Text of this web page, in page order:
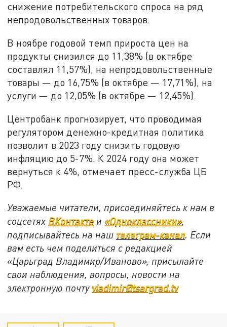
снижение потребительского спроса на ряд
непродовольственных товаров.
В ноябре годовой темп прироста цен на
продукты снизился до 11,38% (в октябре
составлял 11,57%), на непродовольственные
товары — до 16,75% (в октябре — 17,71%), на
услуги — до 12,05% (в октябре — 12,45%).
Центробанк прогнозирует, что проводимая
регулятором денежно-кредитная политика
позволит в 2023 году снизить годовую
инфляцию до 5-7%. К 2024 году она может
вернуться к 4%, отмечает пресс-служба ЦБ
РФ.
Уважаемые читатели, присоединяйтесь к нам в
соцсетях ВКонтакте и«Одноклассники»,
подписывайтесь на наш телеграм-канал. Если
вам есть чем поделиться с редакцией
«Царьград Владимир/Иваново», присылайте
свои наблюдения, вопросы, новости на
электронную почту vladimir@tsargrad.tv